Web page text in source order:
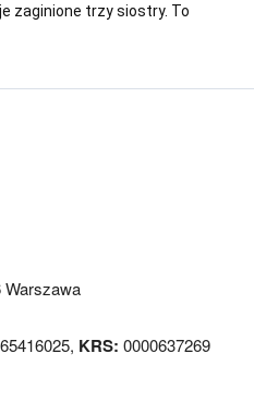
zaginione trzy siostry. To
Warszawa
KRS: 0000637269